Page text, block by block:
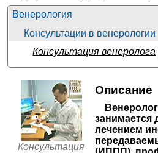
Венерология
Консультации в венерологии
Консультация венеролога
Консультация
Описание
Венеролог
занимается
лечением